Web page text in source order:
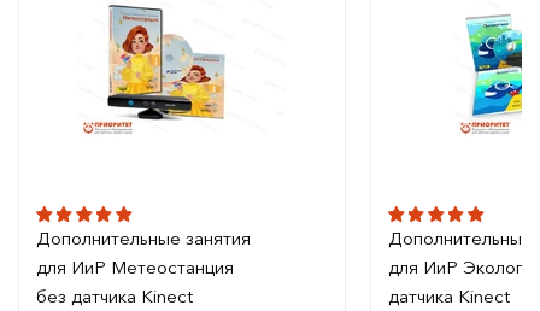
Дополнительные занятия
для ИиР Метеостанция
без датчика Kinect
Дополнительные
для ИиР
датчика Kinect